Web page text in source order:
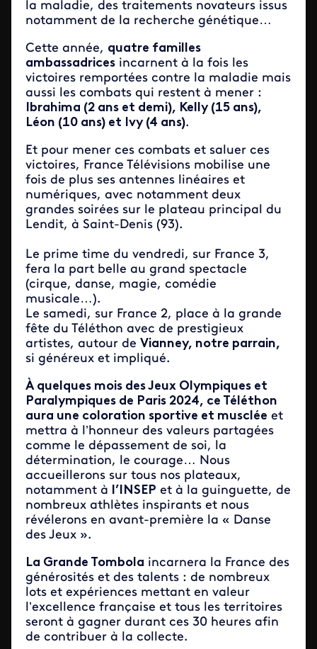
la maladie, des traitements novateurs issus
notamment de la recherche génétique…
Cette année, quatre familles
ambassadrices incarnent à la fois les
victoires remportées contre la maladie mais
aussi les combats qui restent à mener :
Ibrahima (2 ans et demi), Kelly (15 ans),
Léon (10 ans) et Ivy (4 ans).
Et pour mener ces combats et saluer ces
victoires, France Télévisions mobilise une
fois de plus ses antennes linéaires et
numériques, avec notamment deux
grandes soirées sur le plateau principal du
Lendit, à Saint-Denis (93).
Le prime time du vendredi, sur France 3,
fera la part belle au grand spectacle
(cirque, danse, magie, comédie
musicale…).
Le samedi, sur France 2, place à la grande
fête du Téléthon avec de prestigieux
artistes, autour de Vianney, notre parrain,
si généreux et impliqué.
À quelques mois des Jeux Olympiques et
Paralympiques de Paris 2024, ce Téléthon
aura une coloration sportive et musclée et
mettra à l’honneur des valeurs partagées
comme le dépassement de soi, la
détermination, le courage… Nous
accueillerons sur tous nos plateaux,
notamment à l’INSEP et à la guinguette, de
nombreux athlètes inspirants et nous
révélerons en avant-première la « Danse
des Jeux ».
La Grande Tombola incarnera la France des
générosités et des talents : de nombreux
lots et expériences mettant en valeur
l’excellence française et tous les territoires
seront à gagner durant ces 30 heures afin
de contribuer à la collecte.